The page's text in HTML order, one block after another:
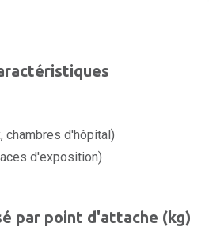
chambres d'hôpital)
d'exposition)
par point d'attache (kg)